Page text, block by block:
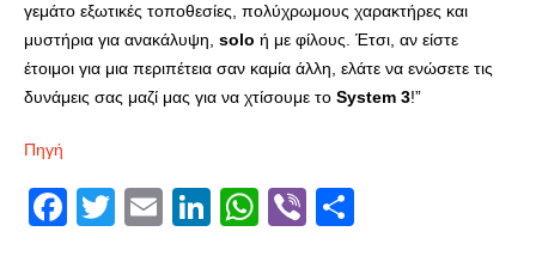
γεμάτο εξωτικές τοποθεσίες, πολύχρωμους χαρακτήρες και
μυστήρια για ανακάλυψη, solo ή με φίλους. Έτσι, αν είστε
έτοιμοι για μια περιπέτεια σαν καμία άλλη, ελάτε να ενώσετε τις
δυνάμεις σας μαζί μας για να χτίσουμε το System 3!”
Πηγή
Facebook
Twitter
EmailLinkedIn
WhatsApp
Viber